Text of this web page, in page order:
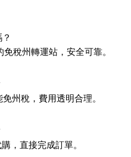
稅州轉運站，安全可靠。
州稅，費用透明合理。
，直接完成訂單。